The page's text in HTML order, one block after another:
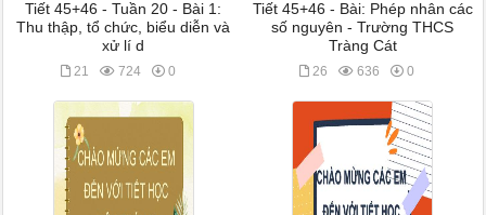
Tiết 45+46 - Tuần 20 - Bài 1:
Thu thập, tổ chức, biểu diễn và
xử lí d
21 724 0
Tiết 45+46 - Bài: Phép nhân các
số nguyên - Trường THCS
Tràng Cát
26 636 0